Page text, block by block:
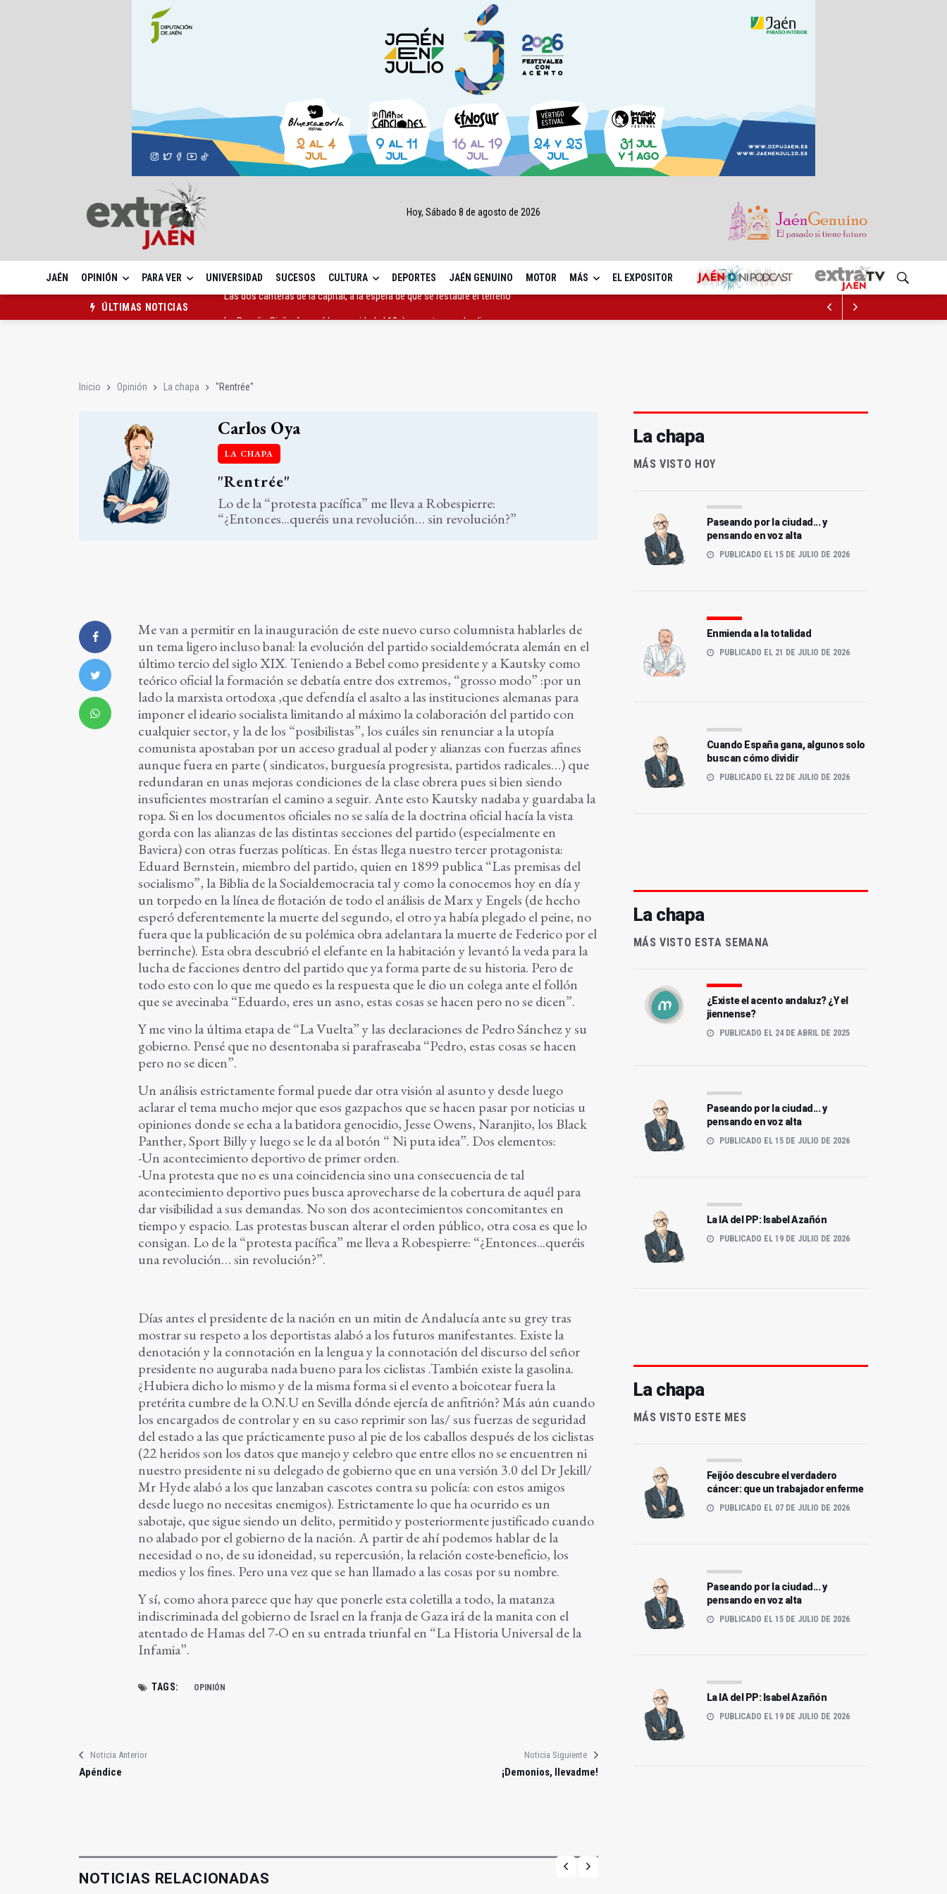
Hoy, Sábado 8 de agosto de 2026
JAÉN OPINIÓN PARA VER UNIVERSIDAD SUCESOS CULTURA DEPORTES JAÉN GENUINO MOTOR MÁS EL EXPOSITOR
ÚLTIMAS NOTICIAS
Inicio Opinión La chapa "Rentrée"
Carlos Oya
LA CHAPA
"Rentrée"
Lo de la “protesta pacífica” me lleva a Robespierre:
“¿Entonces...queréis una revolución… sin revolución?”
Me van a permitir en la inauguración de este nuevo curso columnista hablarles de
un tema ligero incluso banal: la evolución del partido socialdemócrata alemán en el
último tercio del siglo XIX. Teniendo a Bebel como presidente y a Kautsky como
teórico oficial la formación se debatía entre dos extremos, “grosso modo” :por un
lado la marxista ortodoxa ,que defendía el asalto a las instituciones alemanas para
imponer el ideario socialista limitando al máximo la colaboración del partido con
cualquier sector, y la de los “posibilistas”, los cuáles sin renunciar a la utopía
comunista apostaban por un acceso gradual al poder y alianzas con fuerzas afines
aunque fuera en parte ( sindicatos, burguesía progresista, partidos radicales…) que
redundaran en unas mejoras condiciones de la clase obrera pues si bien siendo
insuficientes mostrarían el camino a seguir. Ante esto Kautsky nadaba y guardaba la
ropa. Si en los documentos oficiales no se salía de la doctrina oficial hacía la vista
gorda con las alianzas de las distintas secciones del partido (especialmente en
Baviera) con otras fuerzas políticas. En éstas llega nuestro tercer protagonista:
Eduard Bernstein, miembro del partido, quien en 1899 publica “Las premisas del
socialismo”, la Biblia de la Socialdemocracia tal y como la conocemos hoy en día y
un torpedo en la línea de flotación de todo el análisis de Marx y Engels (de hecho
esperó deferentemente la muerte del segundo, el otro ya había plegado el peine, no
fuera que la publicación de su polémica obra adelantara la muerte de Federico por el
berrinche). Esta obra descubrió el elefante en la habitación y levantó la veda para la
lucha de facciones dentro del partido que ya forma parte de su historia. Pero de
todo esto con lo que me quedo es la respuesta que le dio un colega ante el follón
que se avecinaba “Eduardo, eres un asno, estas cosas se hacen pero no se dicen”.
Y me vino la última etapa de “La Vuelta” y las declaraciones de Pedro Sánchez y su
gobierno. Pensé que no desentonaba si parafraseaba “Pedro, estas cosas se hacen
pero no se dicen”.
Un análisis estrictamente formal puede dar otra visión al asunto y desde luego
aclarar el tema mucho mejor que esos gazpachos que se hacen pasar por noticias u
opiniones donde se echa a la batidora genocidio, Jesse Owens, Naranjito, los Black
Panther, Sport Billy y luego se le da al botón “ Ni puta idea”. Dos elementos:
-Un acontecimiento deportivo de primer orden.
-Una protesta que no es una coincidencia sino una consecuencia de tal
acontecimiento deportivo pues busca aprovecharse de la cobertura de aquél para
dar visibilidad a sus demandas. No son dos acontecimientos concomitantes en
tiempo y espacio. Las protestas buscan alterar el orden público, otra cosa es que lo
consigan. Lo de la “protesta pacífica” me lleva a Robespierre: “¿Entonces...queréis
una revolución… sin revolución?”.
Días antes el presidente de la nación en un mitin de Andalucía ante su grey tras
mostrar su respeto a los deportistas alabó a los futuros manifestantes. Existe la
denotación y la connotación en la lengua y la connotación del discurso del señor
presidente no auguraba nada bueno para los ciclistas .También existe la gasolina.
¿Hubiera dicho lo mismo y de la misma forma si el evento a boicotear fuera la
pretérita cumbre de la O.N.U en Sevilla dónde ejercía de anfitrión? Más aún cuando
los encargados de controlar y en su caso reprimir son las/ sus fuerzas de seguridad
del estado a las que prácticamente puso al pie de los caballos después de los ciclistas
(22 heridos son los datos que manejo y celebro que entre ellos no se encuentren ni
nuestro presidente ni su delegado de gobierno que en una versión 3.0 del Dr Jekill/
Mr Hyde alabó a los que lanzaban cascotes contra su policía: con estos amigos
desde luego no necesitas enemigos). Estrictamente lo que ha ocurrido es un
sabotaje, que sigue siendo un delito, permitido y posteriormente justificado cuando
no alabado por el gobierno de la nación. A partir de ahí podemos hablar de la
necesidad o no, de su idoneidad, su repercusión, la relación coste-beneficio, los
medios y los fines. Pero una vez que se han llamado a las cosas por su nombre.
Y sí, como ahora parece que hay que ponerle esta coletilla a todo, la matanza
indiscriminada del gobierno de Israel en la franja de Gaza irá de la manita con el
atentado de Hamas del 7-O en su entrada triunfal en “La Historia Universal de la
Infamia”.
TAGS: OPINIÓN
Noticia Anterior
Apéndice
Noticia Siguiente
¡Demonios, llevadme!
NOTICIAS RELACIONADAS
La chapa
MÁS VISTO HOY
Paseando por la ciudad... y
pensando en voz alta
PUBLICADO EL 15 DE JULIO DE 2026
Enmienda a la totalidad
PUBLICADO EL 21 DE JULIO DE 2026
Cuando España gana, algunos solo
buscan cómo dividir
PUBLICADO EL 22 DE JULIO DE 2026
La chapa
MÁS VISTO ESTA SEMANA
¿Existe el acento andaluz? ¿Y el
jiennense?
PUBLICADO EL 24 DE ABRIL DE 2025
Paseando por la ciudad... y
pensando en voz alta
PUBLICADO EL 15 DE JULIO DE 2026
La IA del PP: Isabel Azañón
PUBLICADO EL 19 DE JULIO DE 2026
La chapa
MÁS VISTO ESTE MES
Feijóo descubre el verdadero
cáncer: que un trabajador enferme
PUBLICADO EL 07 DE JULIO DE 2026
Paseando por la ciudad... y
pensando en voz alta
PUBLICADO EL 15 DE JULIO DE 2026
La IA del PP: Isabel Azañón
PUBLICADO EL 19 DE JULIO DE 2026